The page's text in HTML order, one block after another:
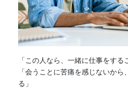
「この人なら、一緒に仕事をする
「会うことに苦痛を感じないから
る」